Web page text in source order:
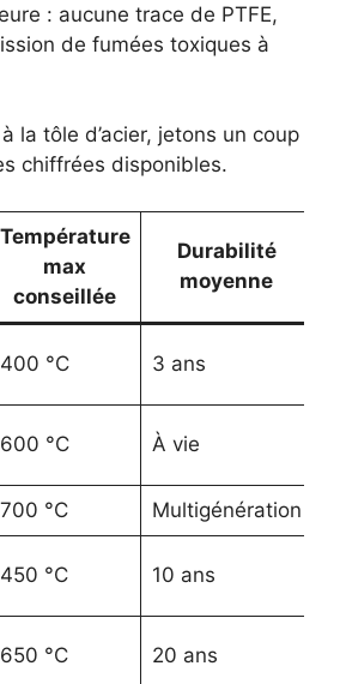
: aucune trace de PTFE,
de fumées toxiques à
la tôle d’acier, jetons un coup
chiffrées disponibles.
Température
max
conseillée
Durabilité
moyenne
400 °C 3 ans
600 °C À vie
700 °C Multigénération
450 °C 10 ans
650 °C 20 ans